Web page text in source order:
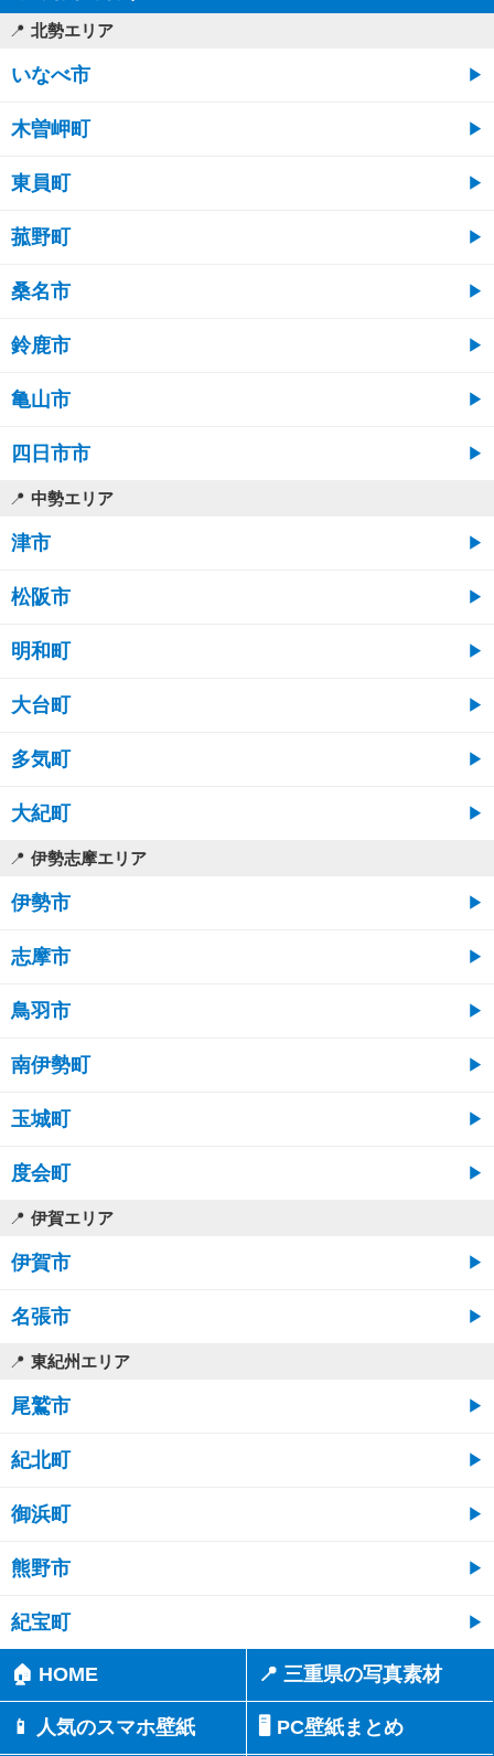
北勢エリア
いなべ市
木曽岬町
東員町
菰野町
桑名市
鈴鹿市
亀山市
四日市市
中勢エリア
津市
松阪市
明和町
大台町
多気町
大紀町
伊勢志摩エリア
伊勢市
志摩市
鳥羽市
南伊勢町
玉城町
度会町
伊賀エリア
伊賀市
名張市
東紀州エリア
尾鷲市
紀北町
御浜町
熊野市
紀宝町
🏠 HOME 📍 三重県の写真素材
📱 人気のスマホ壁紙 🖥️ PC壁紙まとめ